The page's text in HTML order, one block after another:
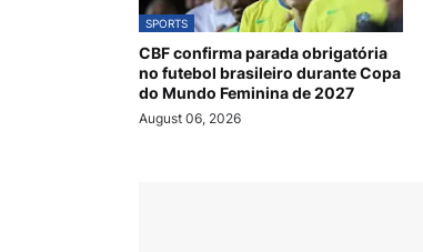
SPORTS
CBF confirma parada obrigatória
no futebol brasileiro durante Copa
do Mundo Feminina de 2027
August 06, 2026